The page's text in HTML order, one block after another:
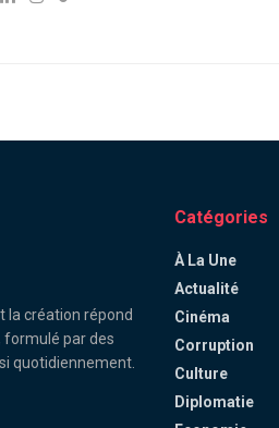
la création répond
formulé par des
quotidiennement.
Catégories
À La Une
Actualité
Cinéma
Corruption
Culture
Diplomatie